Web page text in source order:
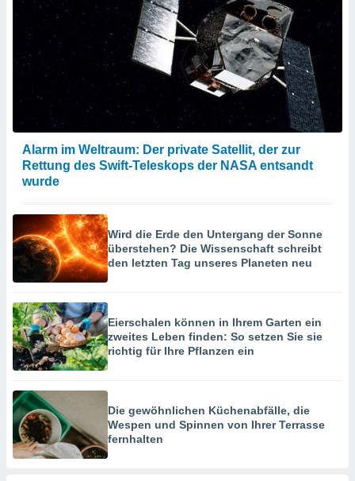
Alarm im Weltraum: Der private Satellit, der zur
Rettung des Swift-Teleskops der NASA entsandt
wurde
Wird die Erde den Untergang der Sonne
überstehen? Die Wissenschaft schreibt
den letzten Tag unseres Planeten neu
Eierschalen können in Ihrem Garten ein
zweites Leben finden: So setzen Sie sie
richtig für Ihre Pflanzen ein
Die gewöhnlichen Küchenabfälle, die
Wespen und Spinnen von Ihrer Terrasse
fernhalten